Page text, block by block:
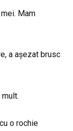
Mam
a așezat brusc
o rochie